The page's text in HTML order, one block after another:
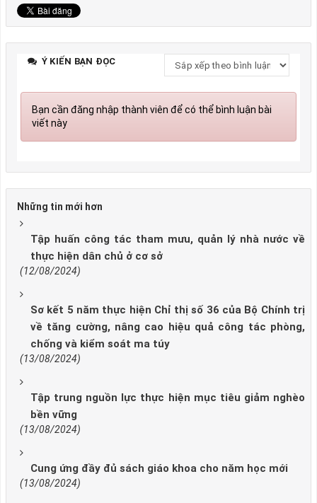
Ý KIẾN BẠN ĐỌC
Bạn cần đăng nhập thành viên để có thể bình luận bài
viết này
Những tin mới hơn
Tập huấn công tác tham mưu, quản lý nhà nước về
thực hiện dân chủ ở cơ sở
(12/08/2024)
Sơ kết 5 năm thực hiện Chỉ thị số 36 của Bộ Chính trị
về tăng cường, nâng cao hiệu quả công tác phòng,
chống và kiểm soát ma túy
(13/08/2024)
Tập trung nguồn lực thực hiện mục tiêu giảm nghèo
bền vững
(13/08/2024)
Cung ứng đầy đủ sách giáo khoa cho năm học mới
(13/08/2024)